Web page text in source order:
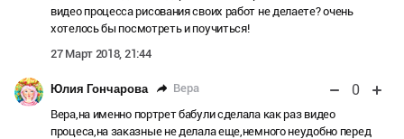
видео процесса рисования своих работ не делаете? очень
хотелось бы посмотреть и поучиться!
27 Март 2018, 21:44
Юлия Гончарова Вера 0
Вера,на именно портрет бабули сделала как раз видео
процеса,на заказные не делала еще,немного неудобно перед